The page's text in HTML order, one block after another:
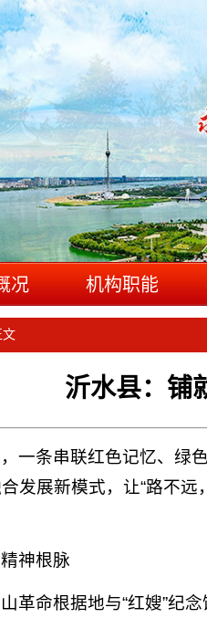
况 机构职能
文
沂水县：铺
一条串联红色记忆、绿
发展新模式，让“路不
神根脉
革命根据地与“红嫂”纪